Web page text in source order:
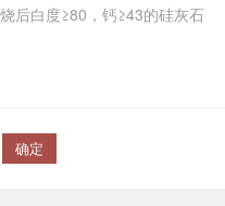
后白度≥80，钙≥43的硅灰石
确定